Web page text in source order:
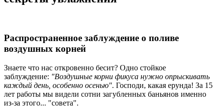
Распространенное заблуждение о поливе
воздушных корней
Знаете что нас откровенно бесит? Одно стойкое
заблуждение: "Воздушные корни фикуса нужно опрыскивать
каждый день, особенно осенью". Господи, какая ерунда! За 15
лет работы мы видели сотни загубленных баньянов именно
из-за этого... "совета".